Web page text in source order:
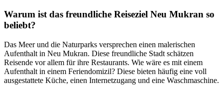
Warum ist das freundliche Reiseziel Neu Mukran so
beliebt?
Das Meer und die Naturparks versprechen einen malerischen
Aufenthalt in Neu Mukran. Diese freundliche Stadt schätzen
Reisende vor allem für ihre Restaurants. Wie wäre es mit einem
Aufenthalt in einem Feriendomizil? Diese bieten häufig eine voll
ausgestattete Küche, einen Internetzugang und eine Waschmaschine.